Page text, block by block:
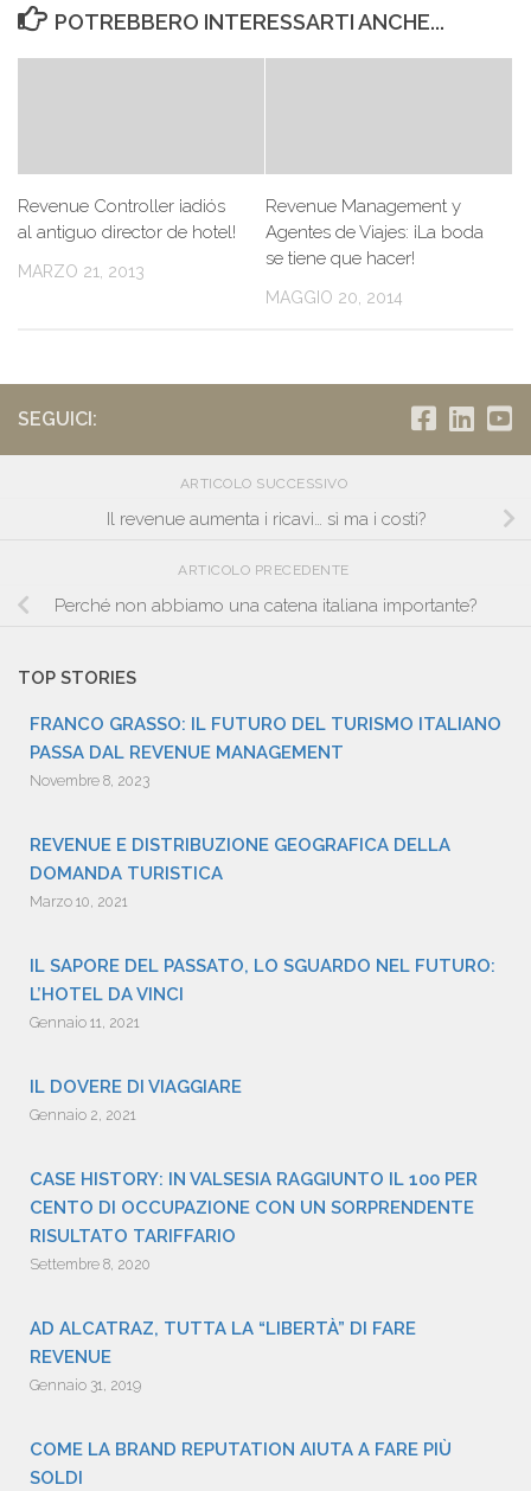
POTREBBERO INTERESSARTI ANCHE...
Revenue Controller ¡adiós
al antiguo director de hotel!
MARZO 21, 2013
Revenue Management y
Agentes de Viajes: ¡La boda
se tiene que hacer!
MAGGIO 20, 2014
SEGUICI:
ARTICOLO SUCCESSIVO
Il revenue aumenta i ricavi… sì ma i costi?
ARTICOLO PRECEDENTE
Perché non abbiamo una catena italiana importante?
TOP STORIES
FRANCO GRASSO: IL FUTURO DEL TURISMO ITALIANO
PASSA DAL REVENUE MANAGEMENT
Novembre 8, 2023
REVENUE E DISTRIBUZIONE GEOGRAFICA DELLA
DOMANDA TURISTICA
Marzo 10, 2021
IL SAPORE DEL PASSATO, LO SGUARDO NEL FUTURO:
L’HOTEL DA VINCI
Gennaio 11, 2021
IL DOVERE DI VIAGGIARE
Gennaio 2, 2021
CASE HISTORY: IN VALSESIA RAGGIUNTO IL 100 PER
CENTO DI OCCUPAZIONE CON UN SORPRENDENTE
RISULTATO TARIFFARIO
Settembre 8, 2020
AD ALCATRAZ, TUTTA LA “LIBERTÀ” DI FARE
REVENUE
Gennaio 31, 2019
COME LA BRAND REPUTATION AIUTA A FARE PIÙ
SOLDI